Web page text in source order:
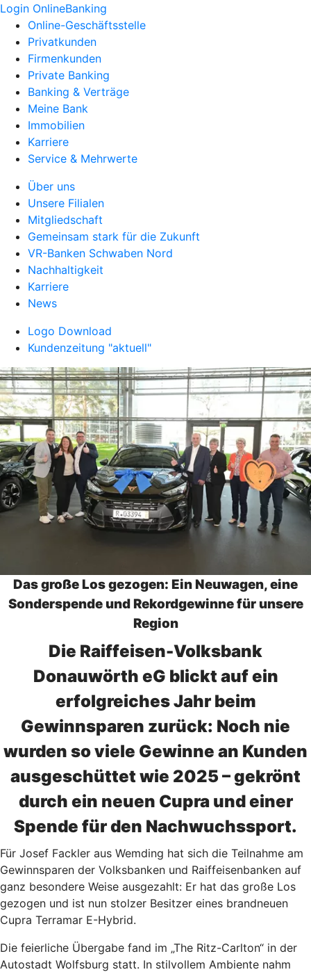
Login OnlineBanking
Online-Geschäftsstelle
Privatkunden
Firmenkunden
Private Banking
Banking & Verträge
Meine Bank
Immobilien
Karriere
Service & Mehrwerte
Über uns
Unsere Filialen
Mitgliedschaft
Gemeinsam stark für die Zukunft
VR-Banken Schwaben Nord
Nachhaltigkeit
Karriere
News
Logo Download
Kundenzeitung "aktuell"
Das große Los gezogen: Ein Neuwagen, eine
Sonderspende und Rekordgewinne für unsere
Region
Die Raiffeisen-Volksbank
Donauwörth eG blickt auf ein
erfolgreiches Jahr beim
Gewinnsparen zurück: Noch nie
wurden so viele Gewinne an Kunden
ausgeschüttet wie 2025 – gekrönt
durch ein neuen Cupra und einer
Spende für den Nachwuchssport.
Für Josef Fackler aus Wemding hat sich die Teilnahme am
Gewinnsparen der Volksbanken und Raiffeisenbanken auf
ganz besondere Weise ausgezahlt: Er hat das große Los
gezogen und ist nun stolzer Besitzer eines brandneuen
Cupra Terramar E-Hybrid.
Die feierliche Übergabe fand im „The Ritz-Carlton“ in der
Autostadt Wolfsburg statt. In stilvollem Ambiente nahm